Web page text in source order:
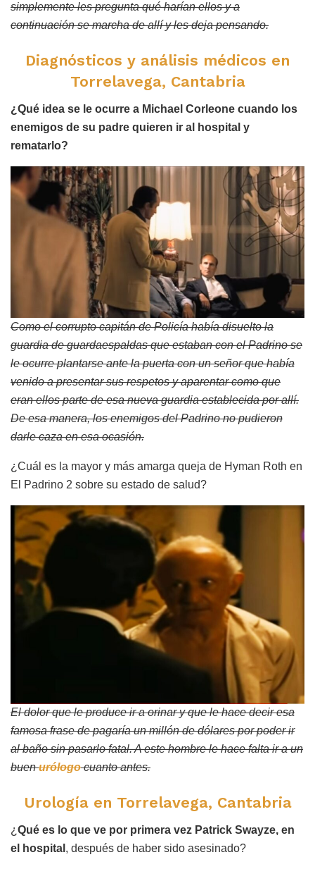
simplemente les pregunta qué harían ellos y a
continuación se marcha de allí y les deja pensando.
Diagnósticos y análisis médicos en
Torrelavega, Cantabria
¿Qué idea se le ocurre a Michael Corleone cuando los
enemigos de su padre quieren ir al hospital y
rematarlo?
Como el corrupto capitán de Policía había disuelto la
guardia de guardaespaldas que estaban con el Padrino se
le ocurre plantarse ante la puerta con un señor que había
venido a presentar sus respetos y aparentar como que
eran ellos parte de esa nueva guardia establecida por allí.
De esa manera, los enemigos del Padrino no pudieron
darle caza en esa ocasión.
¿Cuál es la mayor y más amarga queja de Hyman Roth en
El Padrino 2 sobre su estado de salud?
El dolor que le produce ir a orinar y que le hace decir esa
famosa frase de pagaría un millón de dólares por poder ir
al baño sin pasarlo fatal. A este hombre le hace falta ir a un
buenurólogocuanto antes.
Urología en Torrelavega, Cantabria
¿ Qué es lo que ve por primera vez Patrick Swayze, en
el hospital , después de haber sido asesinado?